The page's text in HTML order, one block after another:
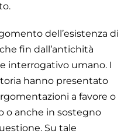
dell’esistenza di
fin dall’antichità
interrogativo umano. I
hanno presentato
a favore o
o anche in sostegno
Su tale